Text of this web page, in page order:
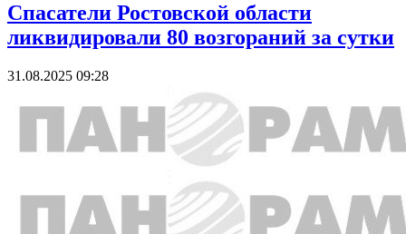
Спасатели Ростовской области
ликвидировали 80 возгораний за сутки
31.08.2025 09:28